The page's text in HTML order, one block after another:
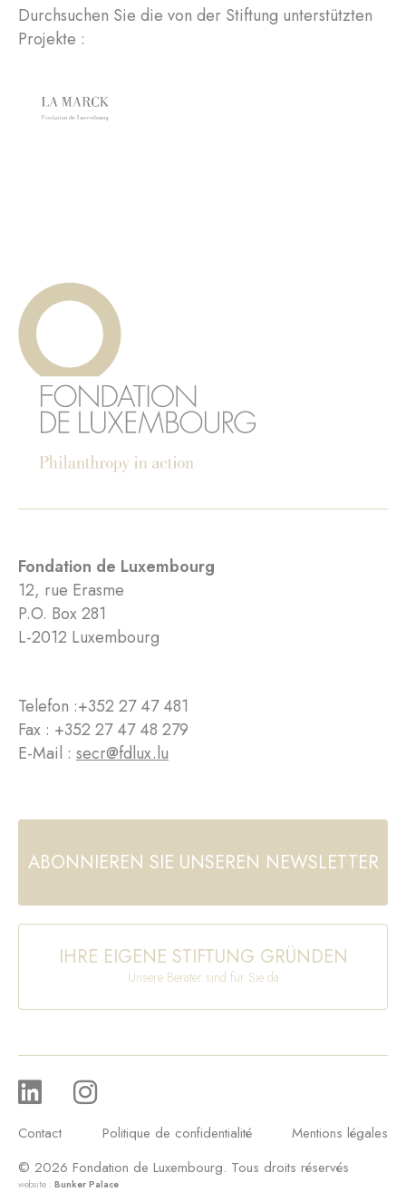
Durchsuchen Sie die von der Stiftung unterstützten
Projekte :
Fondation de Luxembourg
12, rue Erasme
P.O. Box 281
L-2012 Luxembourg
Telefon :+352 27 47 481
Fax : +352 27 47 48 279
E-Mail : secr@fdlux.lu
ABONNIEREN SIE UNSEREN NEWSLETTER
IHRE EIGENE STIFTUNG GRÜNDEN
Unsere Berater sind für Sie da
Contact Politique de confidentialité
Mentions légales
© 2026 Fondation de Luxembourg. Tous droits réservés
website : Bunker Palace